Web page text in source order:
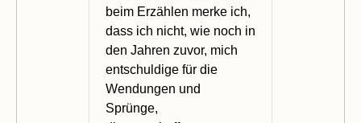
beim Erzählen merke ich,
dass ich nicht, wie noch in
den Jahren zuvor, mich
entschuldige für die
Wendungen und
Sprünge,